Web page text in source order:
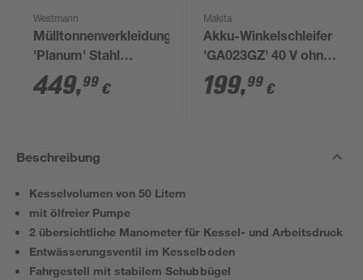
Westmann
Mülltonnenverkleidung
'Planum' Stahl
anthrazit 250 x 90 x
150 cm
449,99 €
Makita
Akku-Winkelschleifer
'GA023GZ' 40 V ohne
Akku
199,99 €
Beschreibung
Kesselvolumen von 50 Litern
mit ölfreier Pumpe
2 übersichtliche Manometer für Kessel- und Arbeitsdruck
Entwässerungsventil im Kesselboden
Fahrgestell mit stabilem Schubbügel